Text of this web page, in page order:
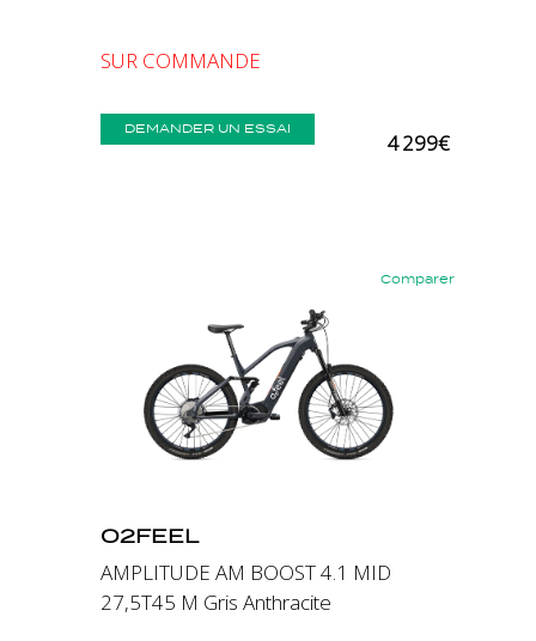
SUR COMMANDE
DEMANDER UN ESSAI
4 299€
Comparer
Précédent
O2FEEL
AMPLITUDE AM BOOST 4.1 MID
27,5T45 M Gris Anthracite